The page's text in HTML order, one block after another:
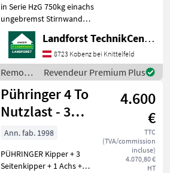
in Serie HzG 750kg einachs
ungebremst Stirnwand
klappbar Aufsatzwände
600mm Flachplane grau
Um Ihnen unnötige
Wartezeiten oder
Wegstrecken zu ersparen,
bitten wir
Landforst TechnikCenter Knittelfeld
8723 Kobenz bei Knittelfeld
Remorques
/
Pongratz
Revendeur Premium Plus
Pühringer 4 To
Nutzlast - 3
Seitenkipper
4.600
€
TTC
(TVA/commission
incluse)
4.070,80 €
HT
Ann. fab. 1998
PÜHRINGER Kipper + 3
Seitenkipper + 1 Achs +